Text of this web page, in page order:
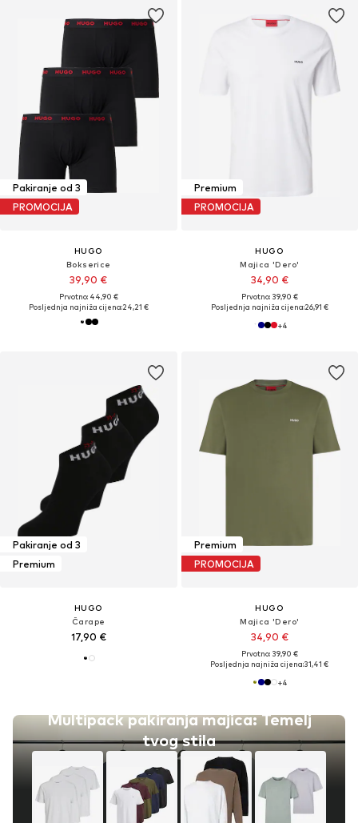
Pakiranje od 3
PROMOCIJA
HUGO
Bokserice
39,90 €
Prvotno: 44,90 €
Posljednja najniža cijena:24,21 €
Premium
PROMOCIJA
HUGO
Majica 'Dero'
34,90 €
Prvotno: 39,90 €
Posljednja najniža cijena:26,91 €
+4
Pakiranje od 3
Premium
HUGO
Čarape
17,90 €
Multipack pakiranja majica: Temelj
tvog stila
Premium
PROMOCIJA
HUGO
Majica 'Dero'
34,90 €
Prvotno: 39,90 €
Posljednja najniža cijena:31,41 €
+4